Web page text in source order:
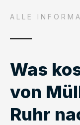
ALLE
Was
von
Ruhr